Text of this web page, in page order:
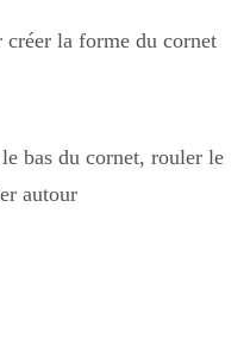
la forme du cornet
bas du cornet, rouler le
autour